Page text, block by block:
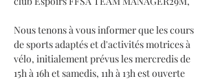
Nous tenons à vous informer que les cours
de sports adaptés et d'activités motrices à
vélo, initialement prévus les mercredis de
15h à 16h et samedis, 11h à 13h est ouverte